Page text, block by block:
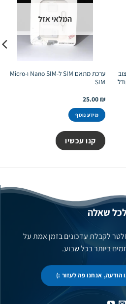
המלאי אזל
ערכת מתאם SIM ל-Nano SIM ו-Micro
SIM
25.00₪
מידע נוסף
קנו עכשיו
לכל שאלה
לקבלת עדכונים בזמן אמת על
ביותר בכל שבוע.
הודעה, אנחנו פה לעזור :)